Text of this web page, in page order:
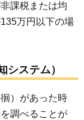
課税または均
万円以下の場
システム）
）があった時
調べることが